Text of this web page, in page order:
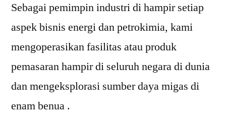
Sebagai pemimpin industri di hampir setiap
aspek bisnis energi dan petrokimia, kami
mengoperasikan fasilitas atau produk
pemasaran hampir di seluruh negara di dunia
dan mengeksplorasi sumber daya migas di
enam benua .